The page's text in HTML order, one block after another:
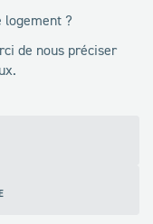
logement ?
de nous préciser